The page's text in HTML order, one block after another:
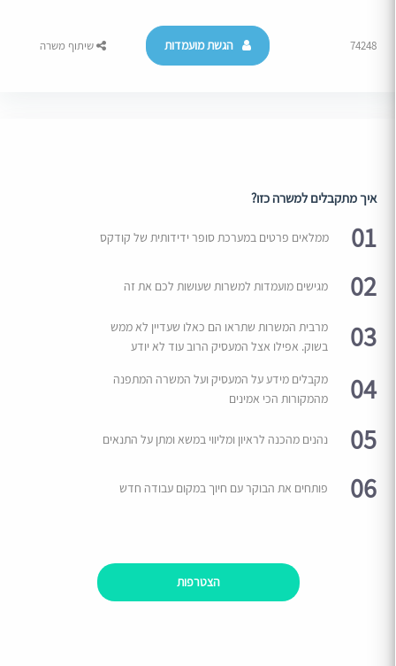
74248 הגשת מועמדות שיתוף משרה
איך מתקבלים למשרה כזו?
01 ממלאים פרטים במערכת סופר ידידותית של קודקס
02 מגישים מועמדות למשרות שעושות לכם את זה
03
מרבית המשרות שתראו הם כאלו שעדיין לא ממש
בשוק. אפילו אצל המעסיק הרוב עוד לא יודע
04
מקבלים מידע על המעסיק ועל המשרה המתפנה
מהמקורות הכי אמינים
05 נהנים מהכנה לראיון ומליווי במשא ומתן על התנאים
06 פותחים את הבוקר עם חיוך במקום עבודה חדש
הצטרפות